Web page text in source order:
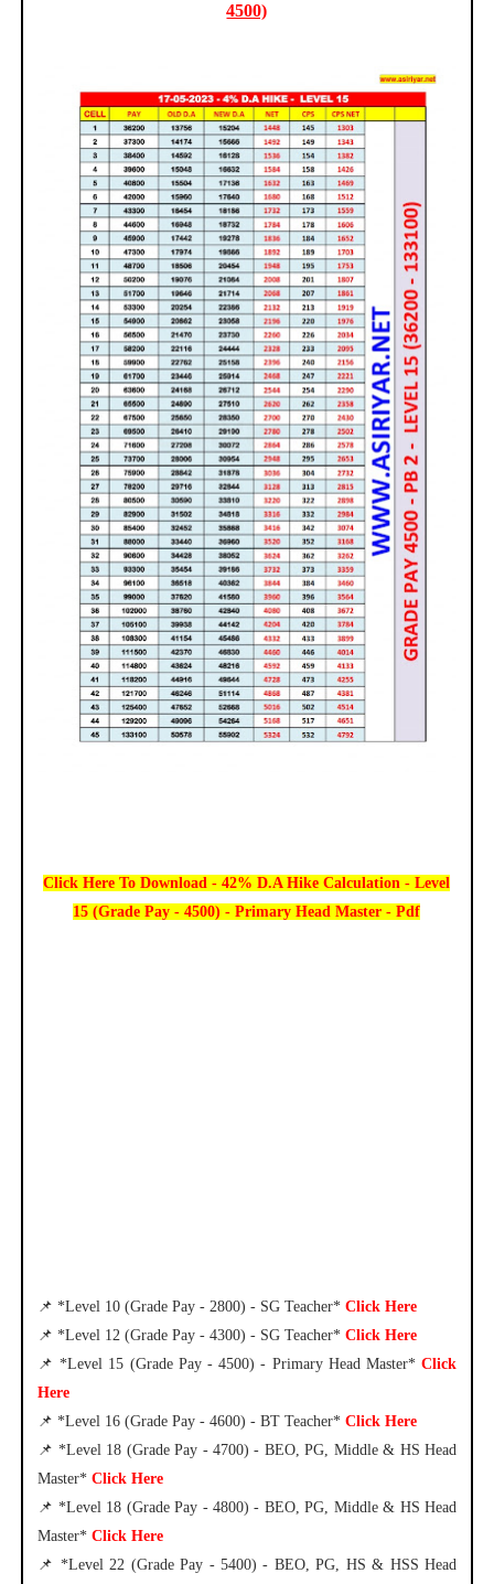
4500)
Click Here To Download - 42% D.A Hike Calculation - Level
15 (Grade Pay - 4500) - Primary Head Master - Pdf
📌 *Level 10 (Grade Pay - 2800) - SG Teacher* Click Here
📌 *Level 12 (Grade Pay - 4300) - SG Teacher* Click Here
📌 *Level 15 (Grade Pay - 4500) - Primary Head Master*Click
Here
📌 *Level 16 (Grade Pay - 4600) - BT Teacher* Click Here
📌 *Level 18 (Grade Pay - 4700) - BEO, PG, Middle & HS Head
Master* Click Here
📌 *Level 18 (Grade Pay - 4800) - BEO, PG, Middle & HS Head
Master* Click Here
📌 *Level 22 (Grade Pay - 5400) - BEO, PG, HS & HSS Head